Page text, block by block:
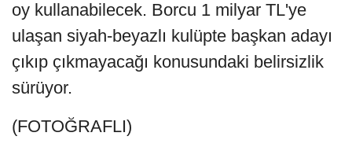
oy kullanabilecek. Borcu 1 milyar TL'ye
ulaşan siyah-beyazlı kulüpte başkan adayı
çıkıp çıkmayacağı konusundaki belirsizlik
sürüyor.
(FOTOĞRAFLI)